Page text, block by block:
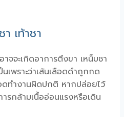
เท้าชา
าจจะเกิดอาการตึงขา เหน็บชา
เพราะว่าเส้นเลือดดำถูกกด
ดทำงานผิดปกติ หากปล่อยไว้
รกล้ามเนื้ออ่อนแรงหรือเดิน